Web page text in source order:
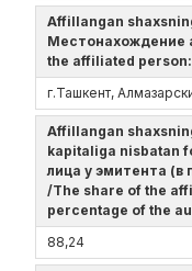
Affillangan
Местонахождение
the affiliated person:
г.Ташкент,
Affillangan
kapitaliga nisbatan
лица у эмитента (в
/The share of the
percentage of the
88,24